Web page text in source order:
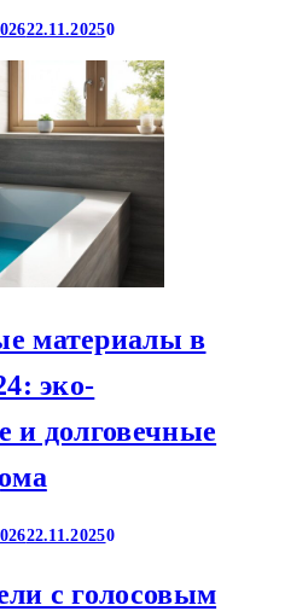
22.11.20250
материалы в
эко-
и долговечные
22.11.20250
с голосовым